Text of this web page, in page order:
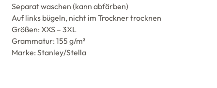
Separat waschen (kann abfärben)
Auf links bügeln, nicht im Trockner trocknen
Größen: XXS – 3XL
Grammatur: 155 g/m²
Marke: Stanley/Stella